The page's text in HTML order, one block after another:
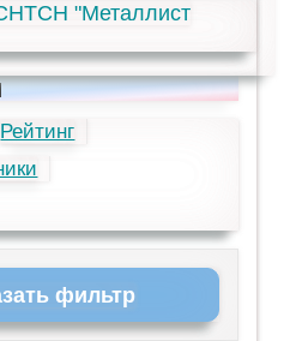
"Металлист
Рейтинг
фильтр